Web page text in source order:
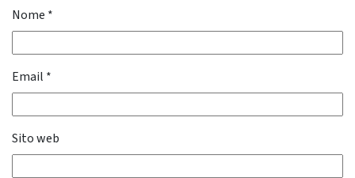
Nome *
Email *
Sito web